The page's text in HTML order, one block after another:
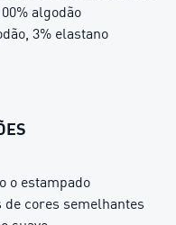
algodão
3% elastano
o estampado
cores semelhantes